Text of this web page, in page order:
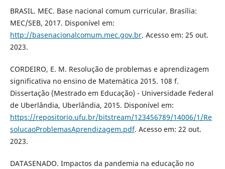
BRASIL. MEC. Base nacional comum curricular. Brasília:
MEC/SEB, 2017. Disponível em:
http://basenacionalcomum.mec.gov.br. Acesso em: 25 out.
2023.
CORDEIRO, E. M. Resolução de problemas e aprendizagem
significativa no ensino de Matemática 2015. 108 f.
Dissertação (Mestrado em Educação) - Universidade Federal
de Uberlândia, Uberlândia, 2015. Disponível em:
https://repositorio.ufu.br/bitstream/123456789/14006/1/Re
solucaoProblemasAprendizagem.pdf. Acesso em: 22 out.
2023.
DATASENADO. Impactos da pandemia na educação no